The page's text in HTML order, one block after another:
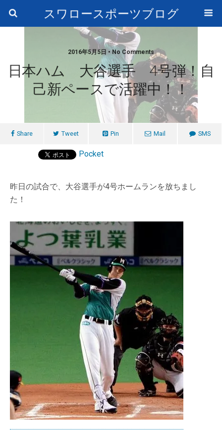
スワロースポーツブログ
2016年5月5日 • No Comments
日本ハム 大谷選手 4号弾！自
己新ペースで活躍中！！
Share Tweet Pin Mail SMS
Pocket
昨日の試合で、大谷選手が4号ホームランを放ちまし
た！